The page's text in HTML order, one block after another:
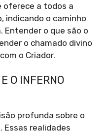
oferece a todos a
indicando o caminho
Entender o que são o
o chamado divino
o Criador.
O INFERNO
profunda sobre o
Essas realidades